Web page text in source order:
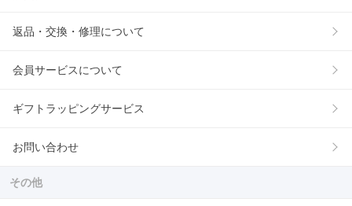
返品・交換・修理について
会員サービスについて
ギフトラッピングサービス
お問い合わせ
その他